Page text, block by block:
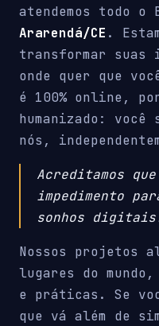
atendemos todo
Ararendá/CE .
transformar suas
onde quer que
é 100% online,
humanizado: você
nós,
Acreditamos
impedimento
sonhos
Nossos projetos
lugares do
e práticas. Se
que vá além de